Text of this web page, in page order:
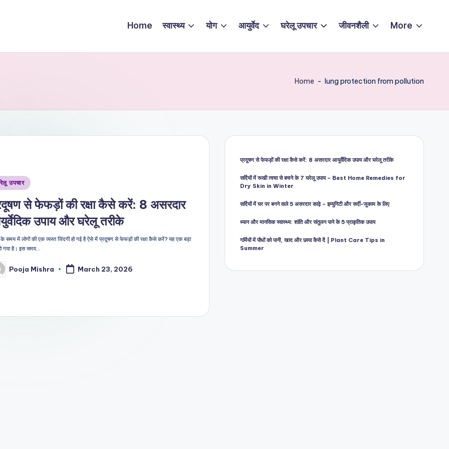
Home स्वास्थ्य योग आयुर्वेद घरेलू उपचार जीवनशैली More
Home - lung protection from pollution
उपचार
से फेफड़ों की रक्षा कैसे करें: 8 असरदार
उपाय और घरेलू तरीके
समय में लोगों की एक व्यस्त जिंदगी हो गई है ऐसे में प्रदूषण से फेफड़ों की रक्षा कैसे करें? यह एक बड़ा
हो गया है। इस समय…
Pooja Mishra March 23, 2026
प्रदूषण से फेफड़ों की रक्षा कैसे करें: 8 असरदार आयुर्वेदिक उपाय और घरेलू तरीके
सर्दियों में रूखी त्वचा से बचने के 7 घरेलू उपाय – Best Home Remedies for
Dry Skin in Winter
सर्दियों में घर पर बनने वाले 5 असरदार काढ़े – इम्युनिटी और सर्दी-जुकाम के लिए
ध्यान और मानसिक स्वास्थ्य: शांति और संतुलन पाने के 5 प्राकृतिक उपाय
गर्मियों में पौधों को पानी, खाद और छाया कैसे दें | Plant Care Tips in
Summer